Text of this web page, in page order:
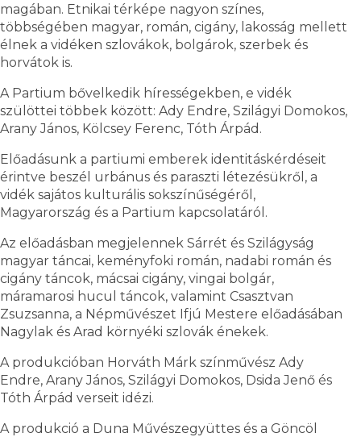
magában. Etnikai térképe nagyon színes,
többségében magyar, román, cigány, lakosság mellett
élnek a vidéken szlovákok, bolgárok, szerbek és
horvátok is.
A Partium bővelkedik hírességekben, e vidék
szülöttei többek között: Ady Endre, Szilágyi Domokos,
Arany János, Kölcsey Ferenc, Tóth Árpád.
Előadásunk a partiumi emberek identitáskérdéseit
érintve beszél urbánus és paraszti létezésükről, a
vidék sajátos kulturális sokszínűségéről,
Magyarország és a Partium kapcsolatáról.
Az előadásban megjelennek Sárrét és Szilágyság
magyar táncai, keményfoki román, nadabi román és
cigány táncok, mácsai cigány, vingai bolgár,
máramarosi hucul táncok, valamint Csasztvan
Zsuzsanna, a Népművészet Ifjú Mestere előadásában
Nagylak és Arad környéki szlovák énekek.
A produkcióban Horváth Márk színművész Ady
Endre, Arany János, Szilágyi Domokos, Dsida Jenő és
Tóth Árpád verseit idézi.
A produkció a Duna Művészegyüttes és a Göncöl